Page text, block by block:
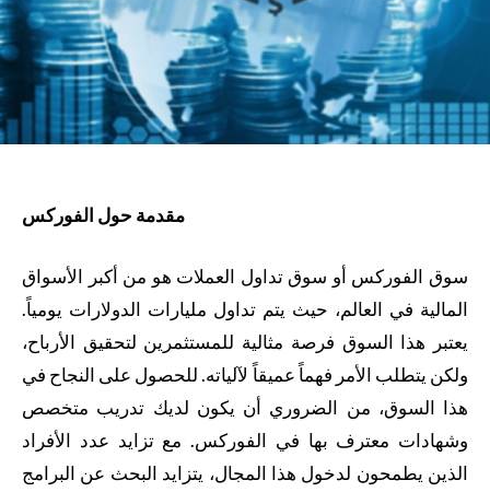
مقدمة حول الفوركس
سوق الفوركس أو سوق تداول العملات هو من أكبر الأسواق
المالية في العالم، حيث يتم تداول مليارات الدولارات يومياً.
يعتبر هذا السوق فرصة مثالية للمستثمرين لتحقيق الأرباح،
ولكن يتطلب الأمر فهماً عميقاً لآلياته. للحصول على النجاح في
هذا السوق، من الضروري أن يكون لديك تدريب متخصص
وشهادات معترف بها في الفوركس. مع تزايد عدد الأفراد
الذين يطمحون لدخول هذا المجال، يتزايد البحث عن البرامج